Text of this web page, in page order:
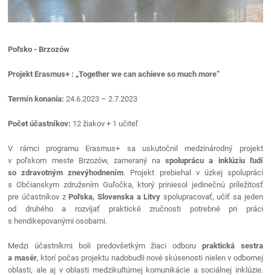
Poľsko - Brzozów
Projekt Erasmus+ : „Together we can achieve so much more“
Termín konania: 24.6.2023 – 2.7.2023
Počet účastníkov: 12 žiakov + 1 učiteľ
V rámci programu Erasmus+ sa uskutočnil medzinárodný projekt
v poľskom meste Brzozów, zameraný naspoluprácu a inklúziu ľudí
so zdravotným znevýhodnením. Projekt prebiehal v úzkej spolupráci
s Občianskym združením Guľočka, ktorý priniesol jedinečnú príležitosť
pre účastníkov zPoľska, Slovenska a Litvy spolupracovať, učiť sa jeden
od druhého a rozvíjať praktické zručnosti potrebné pri práci
s hendikepovanými osobami.
Medzi účastníkmi boli predovšetkým žiaci odboru praktická sestra
a masér, ktorí počas projektu nadobudli nové skúsenosti nielen v odbornej
oblasti, ale aj v oblasti medzikultúrnej komunikácie a sociálnej inklúzie.